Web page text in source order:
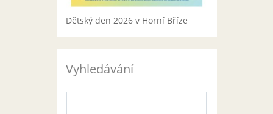
Dětský den 2026 v Horní Bříze
Vyhledávání